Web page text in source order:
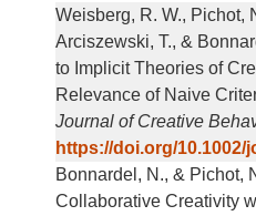
Weisberg, R. W., Pichot,
Arciszewski, T., &
to Implicit Theories of
Relevance of Naive
Journal of Creative
https://doi.org/10.1002/
Bonnardel, N., & Pichot,
Collaborative Creativity